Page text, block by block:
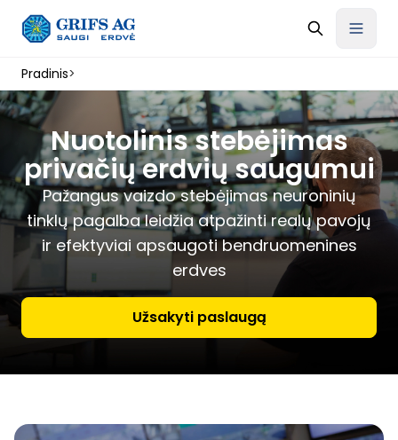
Pradinis>
Nuotolinis stebėjimas
privačių erdvių saugumui
Pažangus vaizdo stebėjimas neuroninių
tinklų pagalba leidžia atpažinti realų pavojų
ir efektyviai apsaugoti bendruomenines
erdves
Užsakyti paslaugą